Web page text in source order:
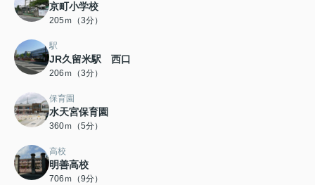
京町小学校
205ｍ（3分）
駅
JR久留米駅 西口
206ｍ（3分）
保育園
水天宮保育園
360ｍ（5分）
高校
明善高校
706ｍ（9分）